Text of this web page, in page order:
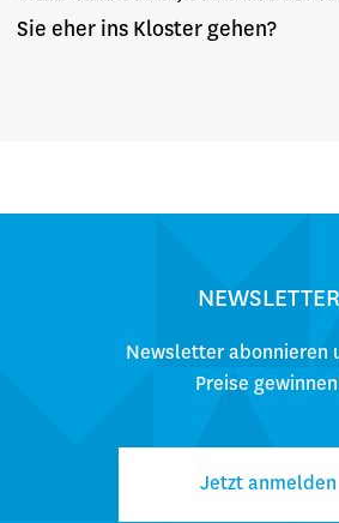
Sie eher ins Kloster gehen?
NEWSLETTER
Newsletter abonnieren
Preise
Jetzt anmelden